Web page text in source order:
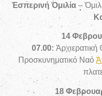
Ἑσπερινή Ὁμιλία–
14
07.00: Ἀρχιερατική
Προσκυνηματικό Ναό
18